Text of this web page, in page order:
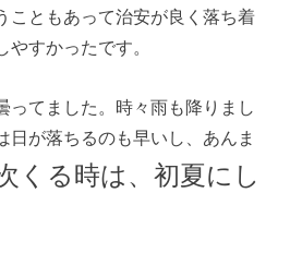
こともあって治安が良く落ち着
すかったです。
ってました。時々雨も降りまし
日が落ちるのも早いし、あんま
くる時は、初夏にし